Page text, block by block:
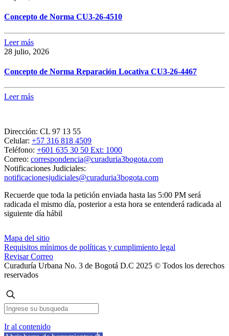
Concepto de Norma CU3-26-4510
Leer más
28 julio, 2026
Concepto de Norma Reparación Locativa CU3-26-4467
Leer más
Dirección: CL 97 13 55
Celular: +57 316 818 4509
Teléfono: +601 635 30 50 Ext: 1000
Correo: correspondencia@curaduria3bogota.com
Notificaciones Judiciales:
notificacionesjudiciales@curaduria3bogota.com
Recuerde que toda la petición enviada hasta las 5:00 PM será
radicada el mismo día, posterior a esta hora se entenderá radicada al
siguiente día hábil
Mapa del sitio
Requisitos mínimos de políticas y cumplimiento legal
Revisar Correo
Curaduría Urbana No. 3 de Bogotá D.C 2025 © Todos los derechos
reservados
Ir al contenido